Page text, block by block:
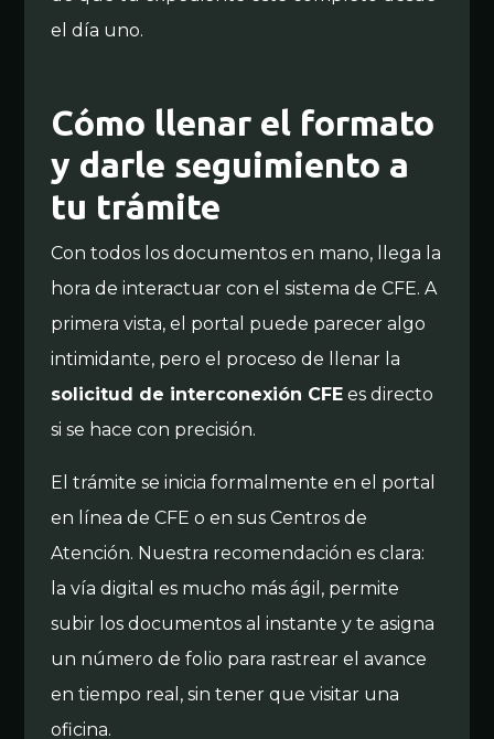
el día uno.
Cómo llenar el formato
y darle seguimiento a
tu trámite
Con todos los documentos en mano, llega la
hora de interactuar con el sistema de CFE. A
primera vista, el portal puede parecer algo
intimidante, pero el proceso de llenar la
solicitud de interconexión CFE es directo
si se hace con precisión.
El trámite se inicia formalmente en el portal
en línea de CFE o en sus Centros de
Atención. Nuestra recomendación es clara:
la vía digital es mucho más ágil, permite
subir los documentos al instante y te asigna
un número de folio para rastrear el avance
en tiempo real, sin tener que visitar una
oficina.